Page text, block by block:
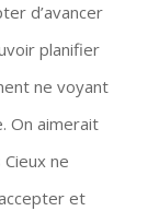
d’avancer
planifier
ne voyant
On aimerait
ne
et